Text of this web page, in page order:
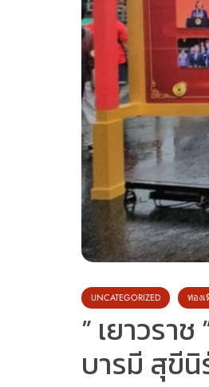
UNCATEGORIZED ท่องเ
” เยาวรา
บารมี สุขีนิ